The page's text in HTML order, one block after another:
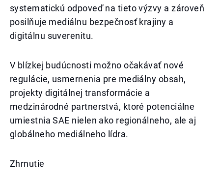
systematickú odpoveď na tieto výzvy a zároveň
posilňuje mediálnu bezpečnosť krajiny a
digitálnu suverenitu.
V blízkej budúcnosti možno očakávať nové
regulácie, usmernenia pre mediálny obsah,
projekty digitálnej transformácie a
medzinárodné partnerstvá, ktoré potenciálne
umiestnia SAE nielen ako regionálneho, ale aj
globálneho mediálneho lídra.
Zhrnutie